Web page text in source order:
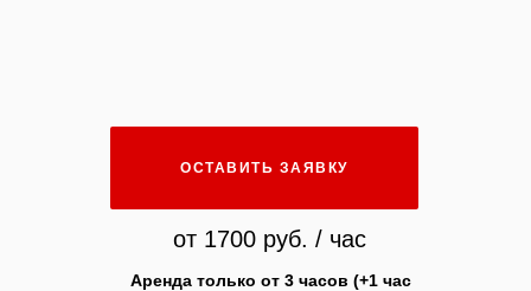
ОСТАВИТЬ ЗАЯВКУ
от 1700 руб. / час
Аренда только от 3 часов (+1 час